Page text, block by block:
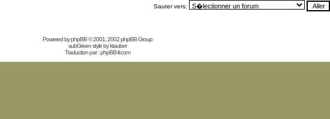
Sauter vers:
Powered byphpBB© 2001, 2002 phpBB Group
subGreen style byktauber
Traduction par :phpBB-fr.com